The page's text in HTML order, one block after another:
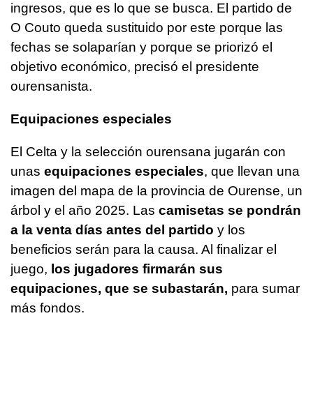
ingresos, que es lo que se busca. El partido de
O Couto queda sustituido por este porque las
fechas se solaparían y porque se priorizó el
objetivo económico, precisó el presidente
ourensanista.
Equipaciones especiales
El Celta y la selección ourensana jugarán con
unas equipaciones especiales, que llevan una
imagen del mapa de la provincia de Ourense, un
árbol y el año 2025. Las camisetas se pondrán
a la venta días antes del partido y los
beneficios serán para la causa. Al finalizar el
juego, los jugadores firmarán sus
equipaciones, que se subastarán, para sumar
más fondos.